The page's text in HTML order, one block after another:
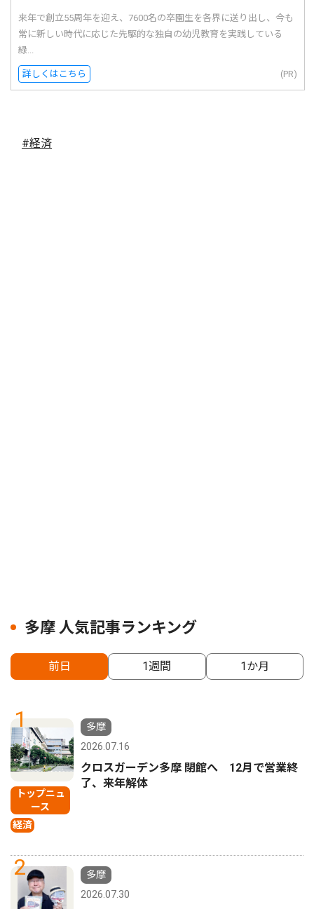
来年で創立55周年を迎え、7600名の卒園生を各界に送り出し、今も
常に新しい時代に応じた先駆的な独自の幼児教育を実践している
緑...
詳しくはこちら (PR)
#経済
多摩 人気記事ランキング
前日 1週間 1か月
1
トップニュ
ース
経済
多摩
2026.07.16
クロスガーデン多摩 閉館へ 12月で営業終
了、来年解体
2
多摩
2026.07.30